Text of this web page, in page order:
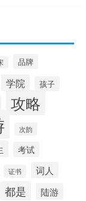
品牌
学院 孩子
攻略
次韵
考试
证书 词人
都是 陆游